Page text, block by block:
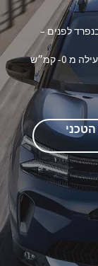
לפנים –
בקרת שיוט אדפטיבית כולל פונקציית עצירה הפעילה מ 0- קמ״ש